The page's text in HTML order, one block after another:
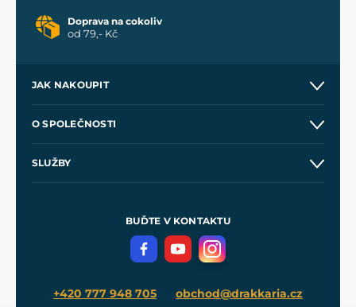
Doprava na cokoliv
od 79,- Kč
JAK NAKOUPIT
Velkoobchod
O SPOLEČNOSTI
SLUŽBY
Meče pro Kingdom Come
BUĎTE V KONTAKTU
+420 777 948 705 obchod@drakkaria.cz